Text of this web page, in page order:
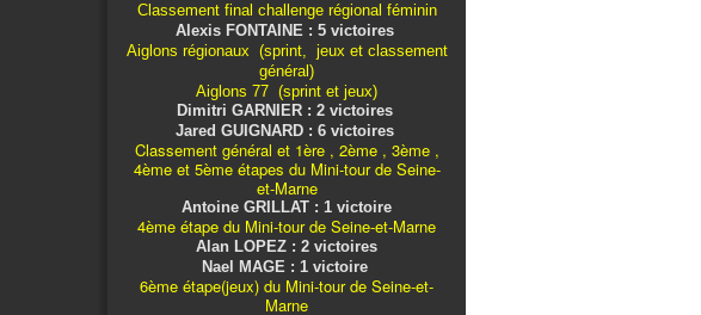
Classement final challenge régional féminin
Alexis FONTAINE : 5 victoires
Aiglons régionaux (sprint, jeux et classement
général)
Aiglons 77 (sprint et jeux)
Dimitri GARNIER : 2 victoires
Jared GUIGNARD : 6 victoires
Classement général et 1ère , 2ème , 3ème ,
4ème et 5ème étapes du Mini-tour de Seine-
et-Marne
Antoine GRILLAT : 1 victoire
4ème étape du Mini-tour de Seine-et-Marne
Alan LOPEZ : 2 victoires
Nael MAGE : 1 victoire
6ème étape(jeux) du Mini-tour de Seine-et-
Marne